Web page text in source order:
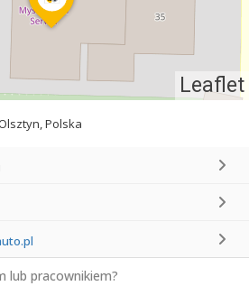
Leaflet
Polska
lub pracownikiem?